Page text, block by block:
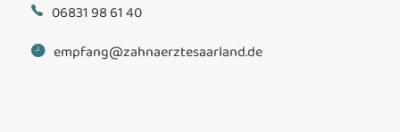
06831 98 61 40
empfang@zahnaerztesaarland.de